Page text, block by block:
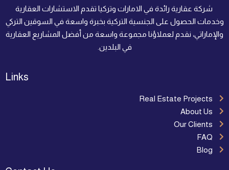
شركة عقارية رائدة في الامارات وتركيا تقدم الاستشارات العقارية
وخدمات الحصول على الجنسية التركية بخبرة واسعة في السوقين التركي
والإماراتي، نقدم لعملاؤنا مجموعة واسعة من أفضل المشاريع العقارية
في البلدين.
Links
Real Estate Projects
About Us
Our Clients
FAQ
Blog